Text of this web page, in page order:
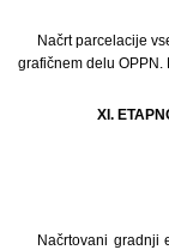
Načrt parcelacije
grafičnem delu OPPN.
XI.
Načrtovani gradnji